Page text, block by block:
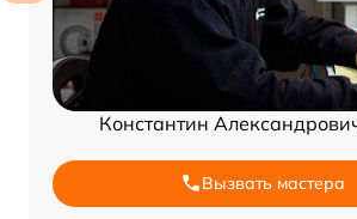
Константин
Вызвать мастера